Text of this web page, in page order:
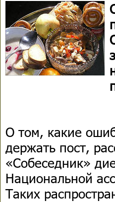
О том, какие
держать пост,
«Собеседник»
Национальной
Таких